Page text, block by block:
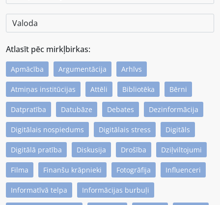
Atlasīt pēc mirkļbirkas:
Apmācība Argumentācija Arhīvs
Atmiņas institūcijas Attēli Bibliotēka Bērni
Datpratība Datubāze Debates Dezinformācija
Digitālais nospiedums Digitālais stress Digitāls
Digitālā pratība Diskusija Drošība Dziļviltojumi
Filma Finanšu krāpnieki Fotogrāfija Influenceri
Informatīvā telpa Informācijas burbuļi